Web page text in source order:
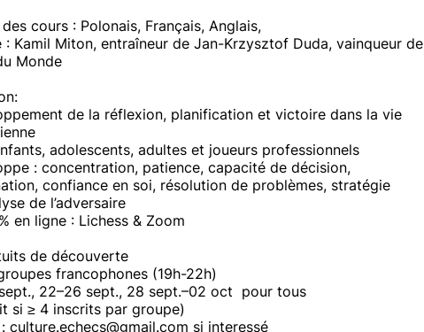
cours : Polonais, Français, Anglais,
: Kamil Miton, entraîneur de Jan-Krzysztof Duda, vainqueur de
Monde
de la réflexion, planification et victoire dans la vie
adolescents, adultes et joueurs professionnels
: concentration, patience, capacité de décision,
confiance en soi, résolution de problèmes, stratégie
de l’adversaire
en ligne : Lichess & Zoom
de découverte
francophones (19h-22h)
sept., 22–26 sept., 28 sept.–02 oct pour tous
si ≥ 4 inscrits par groupe)
culture.echecs@gmail.com si interessé